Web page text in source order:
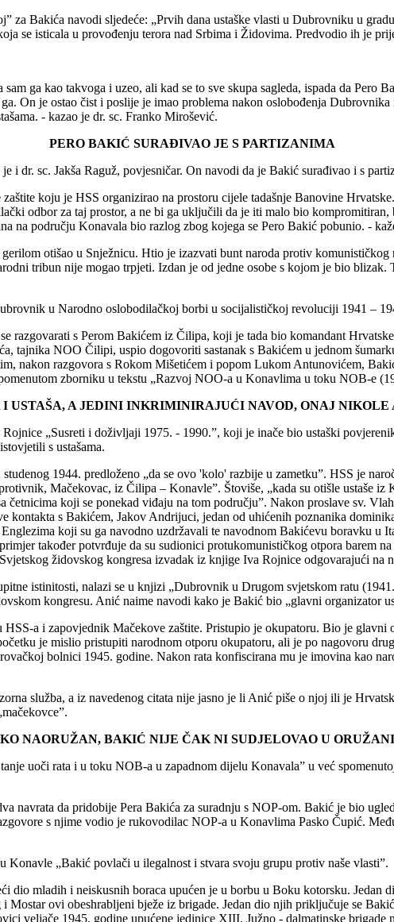
Bakića navodi sljedeće: „Prvih dana ustaške vlasti u Dubrovniku u
se isticala u provođenju terora nad Srbima i Židovima. Predvodio ih je
ga kao takvoga i uzeo, ali kad se to sve skupa sagleda, ispada da Pero
On je ostao čist i poslije je imao problema nakon oslobođenja
- kazao je dr. sc. Franko Mirošević.
PERO BAKIĆ SURAĐIVAO JE S PARTIZANIMA
i dr. sc. Jakša Raguž, povjesničar. On navodi da je Bakić surađivao i s
koju je HSS organizirao na prostoru cijele tadašnje Banovine
odbor za taj prostor, a ne bi ga uključili da je iti malo bio
na području Konavala bio razlog zbog kojega se Pero Bakić pobunio. -
otišao u Snježnicu. Htio je izazvati bunt naroda protiv
tribun nije mogao trpjeti. Izdan je od jedne osobe s kojom je bio
u Narodno oslobodilačkoj borbi u socijalističkoj revoluciji 1941 –
razgovarati s Perom Bakićem iz Čilipa, koji je tada bio komandant
tajnika NOO Čilipi, uspio dogovoriti sastanak s Bakićem u jednom
nakon razgovora s Rokom Mišetićem i popom Lukom Antunovićem,
zborniku u tekstu „Razvoj NOO-a u Konavlima u toku NOB-e
I USTAŠA, A JEDINI INKRIMINIRAJUĆI NAVOD, ONAJ
„Susreti i doživljaji 1975. - 1990.”, koji je inače bio ustaški
s ustašama.
1944. predloženo „da se ovo 'kolo' razbije u zametku”. HSS je
Mačekovac, iz Čilipa – Konavle”. Štoviše, „kada su otišle ustaše iz
četnicima koji se ponekad viđaju na tom području”. Nakon proslave sv.
kontakta s Bakićem, Jakov Andrijuci, jedan od uhićenih poznanika
koji su ga navodno uzdržavali te navodnom Bakićevu boravku u
također potvrđuje da su sudionici protukomunističkog otpora barem
židovskog kongresa izvadak iz knjige Iva Rojnice odgovarajući na
istinitosti, nalazi se u knjizi „Dubrovnik u Drugom svjetskom ratu
kongresu. Anić naime navodi kako je Bakić bio „glavni organizator
a i zapovjednik Mačekove zaštite. Pristupio je okupatoru. Bio je glavni
je mislio pristupiti narodnom otporu okupatoru, ali je po nagovoru
bolnici 1945. godine. Nakon rata konfiscirana mu je imovina kao
služba, a iz navedenog citata nije jasno je li Anić piše o njoj ili je
NAORUŽAN, BAKIĆ NIJE ČAK NI SUDJELOVAO U
uoči rata i u toku NOB-a u zapadnom dijelu Konavala” u već
navrata da pridobije Pera Bakića za suradnju s NOP-om. Bakić je bio
s njime vodio je rukovodilac NOP-a u Konavlima Pasko Čupić.
„Bakić povlači u ilegalnost i stvara svoju grupu protiv naše vlasti”.
dio mladih i neiskusnih boraca upućen je u borbu u Boku kotorsku. Jedan
ovi obeshrabljeni bježe iz brigade. Jedan dio njih priključuje se
veljače 1945. godine upućene jedinice XIII. Južno - dalmatinske brigade